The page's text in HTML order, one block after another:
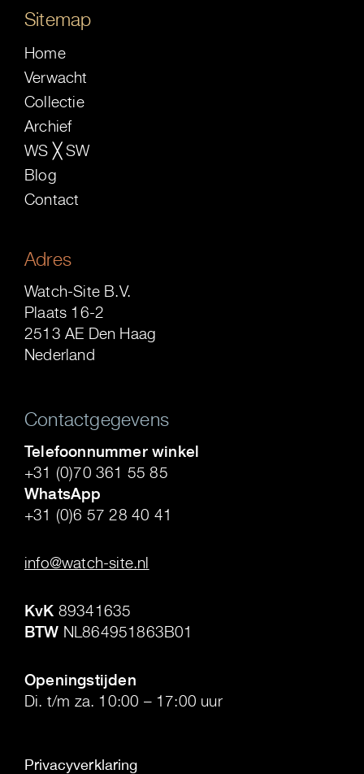
Sitemap
Home
Verwacht
Collectie
Archief
WS ╳ SW
Blog
Contact
Adres
Watch-Site B.V.
Plaats 16-2
2513 AE Den Haag
Nederland
Contactgegevens
Telefoonnummer winkel
+31 (0)70 361 55 85
WhatsApp
+31 (0)6 57 28 40 41
info@watch-site.nl
KvK 89341635
BTW NL864951863B01
Openingstijden
Di. t/m za. 10:00 – 17:00 uur
Privacyverklaring